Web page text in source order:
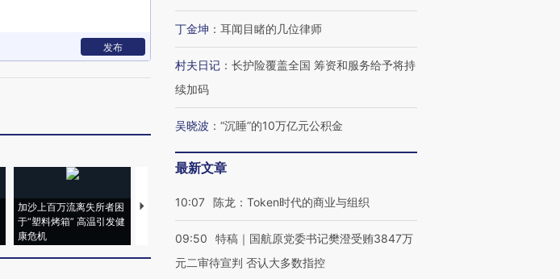
发布
加沙上百万流离失所者困
于“塑料烤箱” 高温引发健
康危机
视线｜HYROX的吸金
术：是什么让中产们甘
心“花钱找虐”？
马航飞行员跨国走私7万
粒摇头丸 尿检体内含3种
毒品
度Z世代 用街头抗争将教
育部长拱下台
丁金坤 ： 耳闻目睹的几位律师
村夫日记 ： 长护险覆盖全国 筹资和服务给予将持
续加码
吴晓波 ： “沉睡”的10万亿元公积金
最新文章
10:07 陈龙：Token时代的商业与组织
09:50
特稿｜国航原党委书记樊澄受贿3847万
元二审待宣判 否认大多数指控